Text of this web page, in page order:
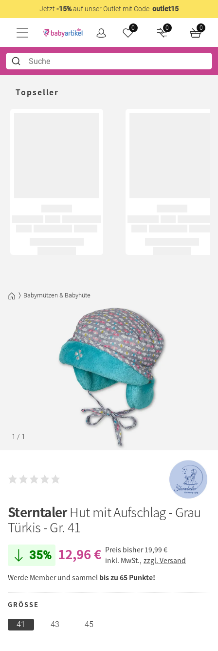
Jetzt -15%auf unser Outlet mit Code: outlet15
0 0 0
Topseller
Babymützen & Babyhüte
1 / 1
SterntalerHut mit Aufschlag - Grau
Türkis - Gr. 41
35% 12,96 € Preis bisher 19,99 €
inkl. MwSt., zzgl. Versand
Werde Member und sammel bis zu 65 Punkte!
GRÖSSE
41 43 45